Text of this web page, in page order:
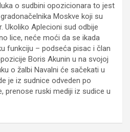
o sudbini opozicionara to jest
Moskve koji su
Ukoliko Aplecioni sud odbije
lice, neće moći da se ikada
funkciju – podseća pisac i član
Boris Akunin u na svojoj
o žalbi Navalni će sačekati u
je iz sudnice odveden po
prenose ruski mediji iz sudice u